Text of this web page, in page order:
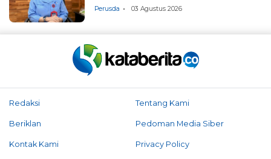
Perusda 03 Agustus 2026
Redaksi Tentang Kami
Beriklan Pedoman Media Siber
Kontak Kami Privacy Policy